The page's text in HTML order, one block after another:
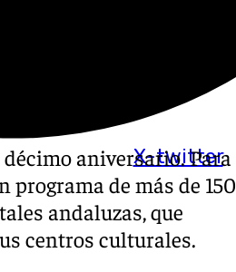
X-twitter
aniversario. Para
programa de más de 150
andaluzas, que
centros culturales.